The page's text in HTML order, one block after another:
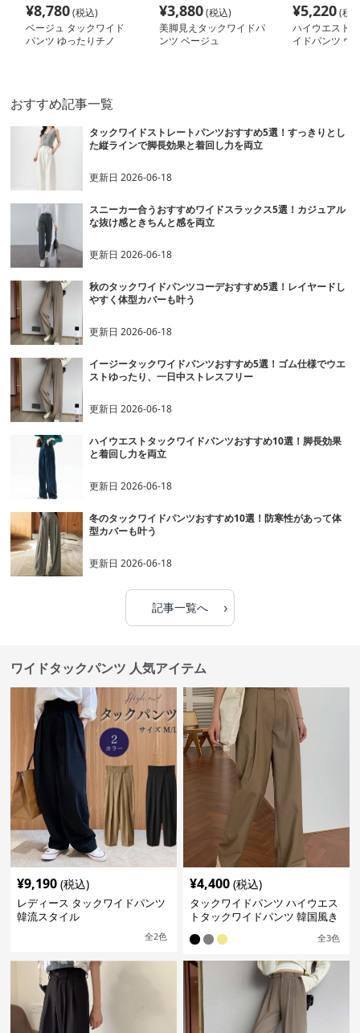
¥8,780(税込)
ベージュ タックワイド
パンツ ゆったりチノ
¥3,880(税込)
美脚見えタックワイドパ
ンツ ベージュ
¥5,220(税
ハイウエスト
イドパンツ ウ
おすすめ記事一覧
タックワイドストレートパンツおすすめ5選！すっきりとし
た縦ラインで脚長効果と着回し力を両立
更新日2026-06-18
スニーカー合うおすすめワイドスラックス5選！カジュアル
な抜け感ときちんと感を両立
更新日2026-06-18
秋のタックワイドパンツコーデおすすめ5選！レイヤードし
やすく体型カバーも叶う
更新日2026-06-18
イージータックワイドパンツおすすめ5選！ゴム仕様でウエ
ストゆったり、一日中ストレスフリー
更新日2026-06-18
ハイウエストタックワイドパンツおすすめ10選！脚長効果
と着回し力を両立
更新日2026-06-18
冬のタックワイドパンツおすすめ10選！防寒性があって体
型カバーも叶う
更新日2026-06-18
記事一覧へ ›
ワイドタックパンツ 人気アイテム
¥9,190 (税込)
レディース タックワイドパンツ
韓流スタイル
全2色
¥4,400 (税込)
タックワイドパンツ ハイウエス
トタックワイドパンツ 韓国風き
全3色